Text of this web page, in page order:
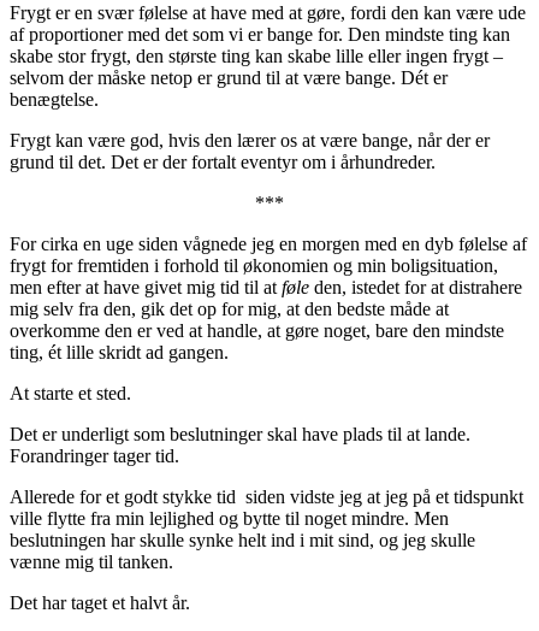
Frygt er en svær følelse at have med at gøre, fordi den kan være ude
af proportioner med det som vi er bange for. Den mindste ting kan
skabe stor frygt, den største ting kan skabe lille eller ingen frygt –
selvom der måske netop er grund til at være bange. Dét er
benægtelse.
Frygt kan være god, hvis den lærer os at være bange, når der er
grund til det. Det er der fortalt eventyr om i århundreder.
***
For cirka en uge siden vågnede jeg en morgen med en dyb følelse af
frygt for fremtiden i forhold til økonomien og min boligsituation,
men efter at have givet mig tid til at føle den, istedet for at distrahere
mig selv fra den, gik det op for mig, at den bedste måde at
overkomme den er ved at handle, at gøre noget, bare den mindste
ting, ét lille skridt ad gangen.
At starte et sted.
Det er underligt som beslutninger skal have plads til at lande.
Forandringer tager tid.
Allerede for et godt stykke tid siden vidste jeg at jeg på et tidspunkt
ville flytte fra min lejlighed og bytte til noget mindre. Men
beslutningen har skulle synke helt ind i mit sind, og jeg skulle
vænne mig til tanken.
Det har taget et halvt år.